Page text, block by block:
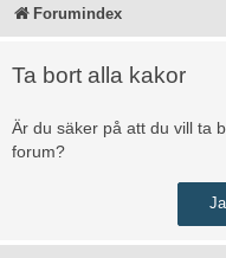
Forumindex
Ta bort alla kakor
Är du säker på att du vill ta
forum?